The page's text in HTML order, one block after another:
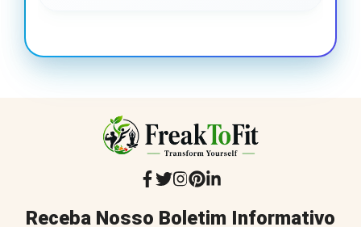
Receba Nosso Boletim Informativo